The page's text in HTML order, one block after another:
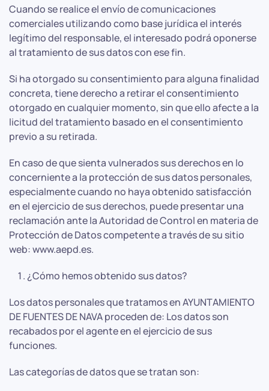
Cuando se realice el envío de comunicaciones
comerciales utilizando como base jurídica el interés
legítimo del responsable, el interesado podrá oponerse
al tratamiento de sus datos con ese fin.
Si ha otorgado su consentimiento para alguna finalidad
concreta, tiene derecho a retirar el consentimiento
otorgado en cualquier momento, sin que ello afecte a la
licitud del tratamiento basado en el consentimiento
previo a su retirada.
En caso de que sienta vulnerados sus derechos en lo
concerniente a la protección de sus datos personales,
especialmente cuando no haya obtenido satisfacción
en el ejercicio de sus derechos, puede presentar una
reclamación ante la Autoridad de Control en materia de
Protección de Datos competente a través de su sitio
web: www.aepd.es.
¿Cómo hemos obtenido sus datos?
Los datos personales que tratamos en AYUNTAMIENTO
DE FUENTES DE NAVA proceden de: Los datos son
recabados por el agente en el ejercicio de sus
funciones.
Las categorías de datos que se tratan son: